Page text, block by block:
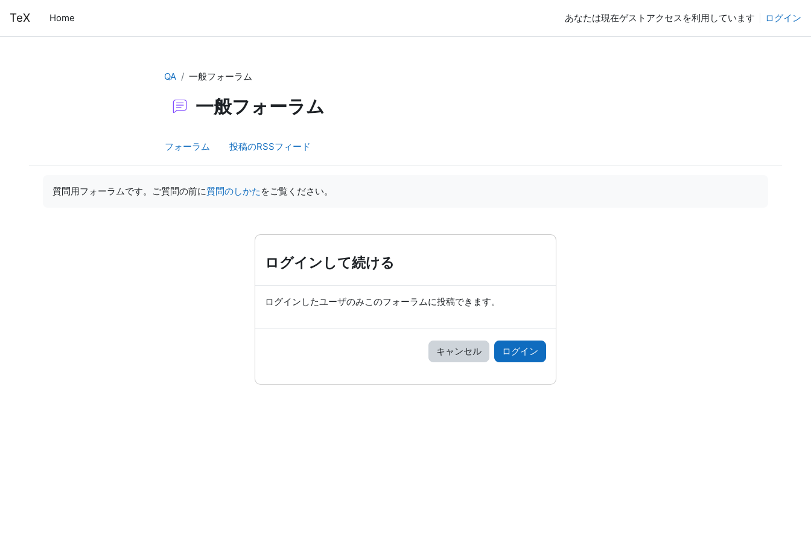
TeX Home あなたは現在ゲストアクセスを利用しています ログイン
QA 一般フォーラム
一般フォーラム
フォーラム 投稿のRSSフィード
質問用フォーラムです。ご質問の前に質問のしかた をご覧ください。
ログインして続ける
ログインしたユーザのみこのフォーラムに投稿できます。
キャンセル ログイン